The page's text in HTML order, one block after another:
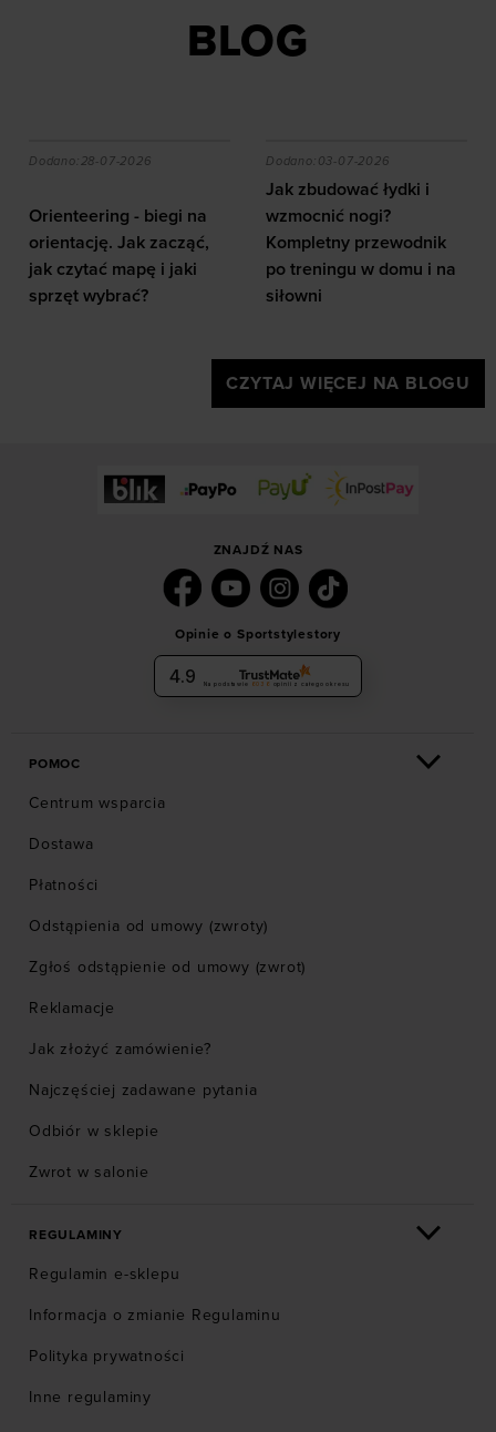
BLOG
formy po urazie
jak ćwiczyć z ab wheel i jakie efekty daje trening?
Orienteering - biegi na orientację. Jak zacząć, jak
Dodano:28-07-2026
Orienteering - biegi na
orientację. Jak zacząć,
jak czytać mapę i jaki
sprzęt wybrać?
Jak zbudować łydki i
Dodano: 03-07-2026
Jak zbudować łydki i
wzmocnić nogi?
Kompletny przewodnik
po treningu w domu i na
siłowni
CZYTAJ WIĘCEJ NA BLOGU
ZNAJDŹ NAS
Opinie o Sportstylestory
4.9 Na podstawie 6036 opinii z całego okresu
POMOC
Centrum wsparcia
Dostawa
Płatności
Odstąpienia od umowy (zwroty)
Zgłoś odstąpienie od umowy (zwrot)
Reklamacje
Jak złożyć zamówienie?
Najczęściej zadawane pytania
Odbiór w sklepie
Zwrot w salonie
REGULAMINY
Regulamin e-sklepu
Informacja o zmianie Regulaminu
Polityka prywatności
Inne regulaminy